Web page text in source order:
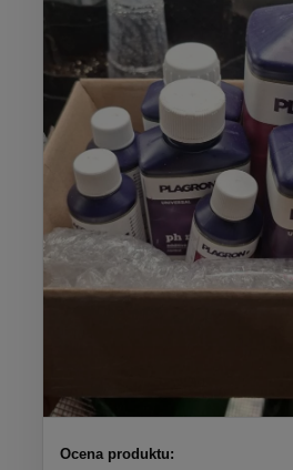
Ocena produktu: